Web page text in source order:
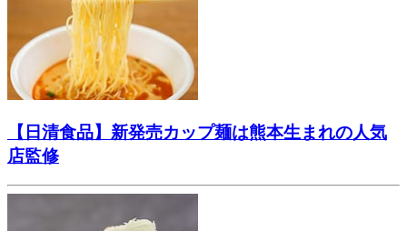
【日清食品】新発売カップ麺は熊本生まれの人気
店監修